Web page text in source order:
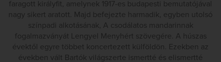
faragott királyfit, amelynek 1917-es budapesti bemutatójával
nagy sikert aratott. Majd befejezte harmadik, egyben utolsó
színpadi alkotásának, A csodálatos mandarinnak
fogalmazványát Lengyel Menyhért szövegére. A húszas
évektől egyre többet koncertezett külföldön. Ezekben az
években vált Bartók világszerte ismertté és elismertté